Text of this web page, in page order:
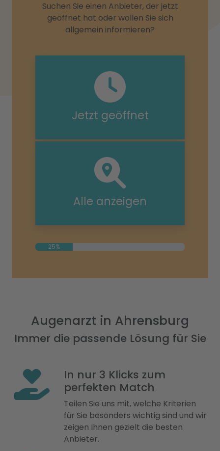
Suchen Sie einen Anbieter, der jetzt
geöffnet hat oder wollen Sie sich
allgemein informieren?
Jetzt geöffnet
Alle anzeigen
25%
Augenarzt in Ahrensburg
Immer die passende Lösung für Sie
In nur 3 Klicks zum
perfekten Match
Teilen Sie uns mit, welche Kriterien
für Sie besonders wichtig sind und wir
zeigen Ihnen gezielt die besten
Anbieter.